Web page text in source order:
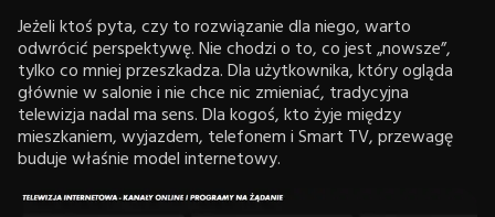
Jeżeli ktoś pyta, czy to rozwiązanie dla niego, warto
odwrócić perspektywę. Nie chodzi o to, co jest „nowsze”,
tylko co mniej przeszkadza. Dla użytkownika, który ogląda
głównie w salonie i nie chce nic zmieniać, tradycyjna
telewizja nadal ma sens. Dla kogoś, kto żyje między
mieszkaniem, wyjazdem, telefonem i Smart TV, przewagę
buduje właśnie model internetowy.